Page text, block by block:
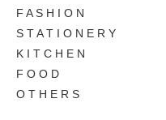
F A S H I O N
S T A T I O N E R Y
K I T C H E N
F O O D
O T H E R S